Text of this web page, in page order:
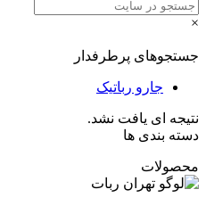
×
جستجوهای پرطرفدار
جارو رباتیک
نتیجه ای یافت نشد.
دسته بندی ها
محصولات